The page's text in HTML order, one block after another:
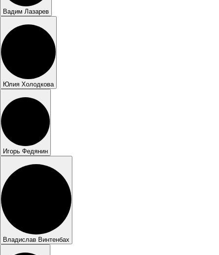
Вадим Лазарев
Юлия Холодкова
Игорь Федянин
Владислав Винтенбах